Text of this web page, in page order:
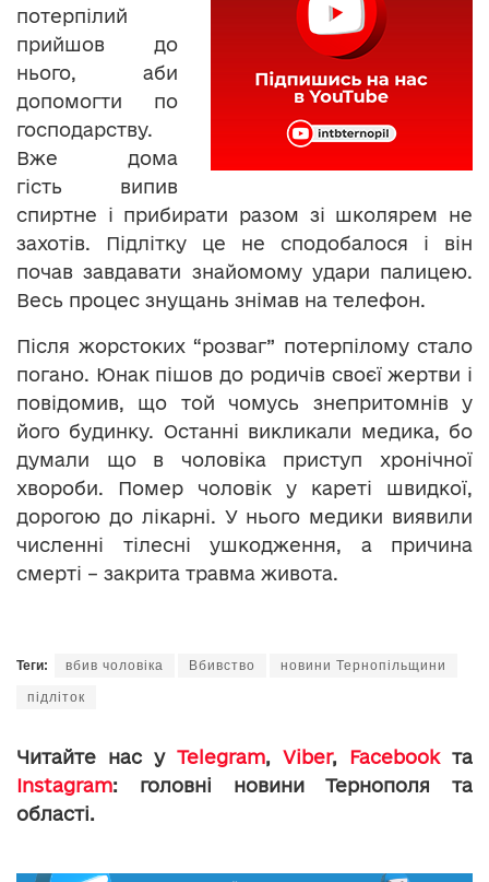
потерпілий
прийшов до
нього, аби
допомогти по
господарству.
Вже дома
гість випив
спиртне і прибирати разом зі школярем не
захотів. Підлітку це не сподобалося і він
почав завдавати знайомому удари палицею.
Весь процес знущань знімав на телефон.
Після жорстоких “розваг” потерпілому стало
погано. Юнак пішов до родичів своєї жертви і
повідомив, що той чомусь знепритомнів у
його будинку. Останні викликали медика, бо
думали що в чоловіка приступ хронічної
хвороби. Помер чоловік у кареті швидкої,
дорогою до лікарні. У нього медики виявили
численні тілесні ушкодження, а причина
смерті – закрита травма живота.
Теги: вбив чоловіка Вбивство новини Тернопільщини
підліток
Читайте нас у Telegram, Viber, Facebookта
Instagram: головні новини Тернополя та
області.